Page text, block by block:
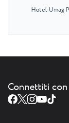
Hotel Umag
Connettiti